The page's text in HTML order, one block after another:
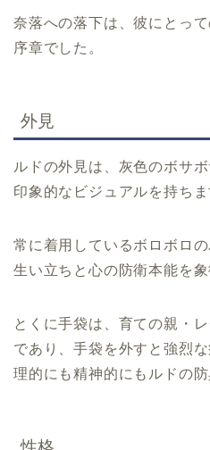
奈落への落下は、彼にとっ
序章でした。
外見
ルドの外見は、灰色のボサ
印象的なビジュアルを持ちま
常に着用しているボロボロ
生い立ちと心の防衛本能を
とくに手袋は、育ての親・
であり、手袋を外すと強烈
理的にも精神的にもルドの防